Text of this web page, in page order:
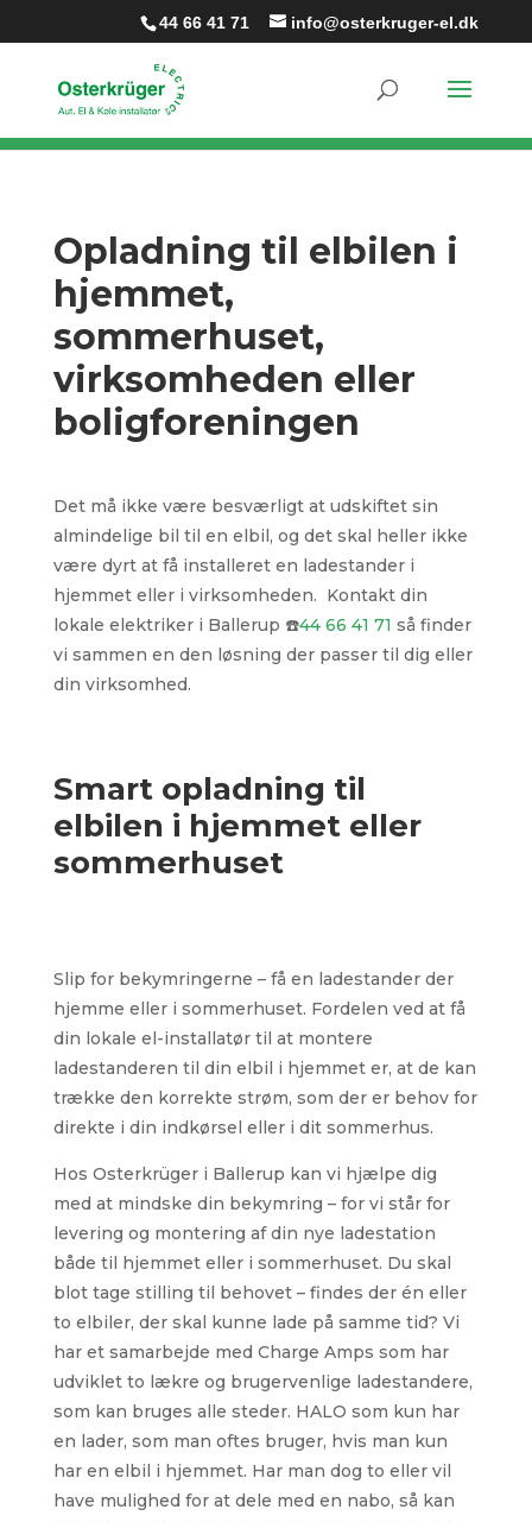
44 66 41 71 info@osterkruger-el.dk
Opladning til elbilen i
hjemmet,
sommerhuset,
virksomheden eller
boligforeningen
Det må ikke være besværligt at udskiftet sin
almindelige bil til en elbil, og det skal heller ikke
være dyrt at få installeret en ladestander i
hjemmet eller i virksomheden. Kontakt din
lokale elektriker i Ballerup ☎️44 66 41 71 så finder
vi sammen en den løsning der passer til dig eller
din virksomhed.
Smart opladning til
elbilen i hjemmet eller
sommerhuset
Slip for bekymringerne – få en ladestander der
hjemme eller i sommerhuset. Fordelen ved at få
din lokale el-installatør til at montere
ladestanderen til din elbil i hjemmet er, at de kan
trække den korrekte strøm, som der er behov for
direkte i din indkørsel eller i dit sommerhus.
Hos Osterkrüger i Ballerup kan vi hjælpe dig
med at mindske din bekymring – for vi står for
levering og montering af din nye ladestation
både til hjemmet eller i sommerhuset. Du skal
blot tage stilling til behovet – findes der én eller
to elbiler, der skal kunne lade på samme tid? Vi
har et samarbejde med Charge Amps som har
udviklet to lækre og brugervenlige ladestandere,
som kan bruges alle steder. HALO som kun har
en lader, som man oftes bruger, hvis man kun
har en elbil i hjemmet. Har man dog to eller vil
have mulighed for at dele med en nabo, så kan